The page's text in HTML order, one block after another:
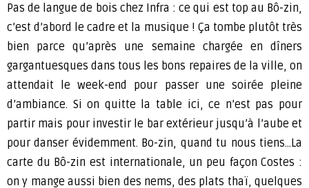
Pas de langue de bois chez Infra : ce qui est top au Bô-zin,
c’est d’abord le cadre et la musique ! Ça tombe plutôt très
bien parce qu’après une semaine chargée en dîners
gargantuesques dans tous les bons repaires de la ville, on
attendait le week-end pour passer une soirée pleine
d’ambiance. Si on quitte la table ici, ce n’est pas pour
partir mais pour investir le bar extérieur jusqu’à l’aube et
pour danser évidemment. Bo-zin, quand tu nous tiens…La
carte du Bô-zin est internationale, un peu façon Costes :
on y mange aussi bien des nems, des plats thaï, quelques